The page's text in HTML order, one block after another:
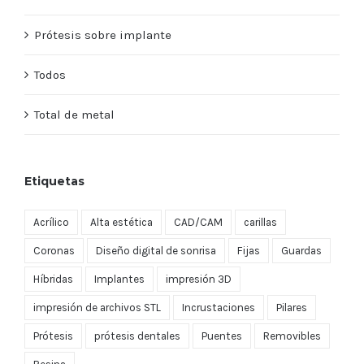
Prótesis sobre implante
Todos
Total de metal
Etiquetas
Acrílico Alta estética CAD/CAM carillas
Coronas Diseño digital de sonrisa Fijas Guardas
Híbridas Implantes impresión 3D
impresión de archivos STL Incrustaciones Pilares
Prótesis prótesis dentales Puentes Removibles